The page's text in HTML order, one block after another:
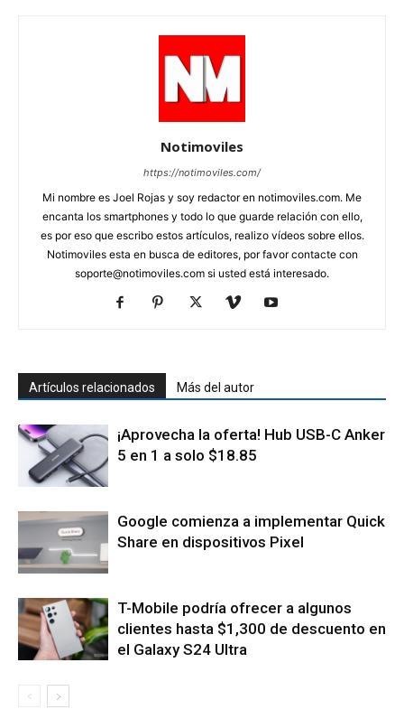
Notimoviles
https://notimoviles.com/
Mi nombre es Joel Rojas y soy redactor en notimoviles.com. Me
encanta los smartphones y todo lo que guarde relación con ello,
es por eso que escribo estos artículos, realizo vídeos sobre ellos.
Notimoviles esta en busca de editores, por favor contacte con
soporte@notimoviles.com si usted está interesado.
Artículos relacionados Más del autor
¡Aprovecha la oferta! Hub USB-C Anker
5 en 1 a solo $18.85
Google comienza a implementar Quick
Share en dispositivos Pixel
T-Mobile podría ofrecer a algunos
clientes hasta $1,300 de descuento en
el Galaxy S24 Ultra